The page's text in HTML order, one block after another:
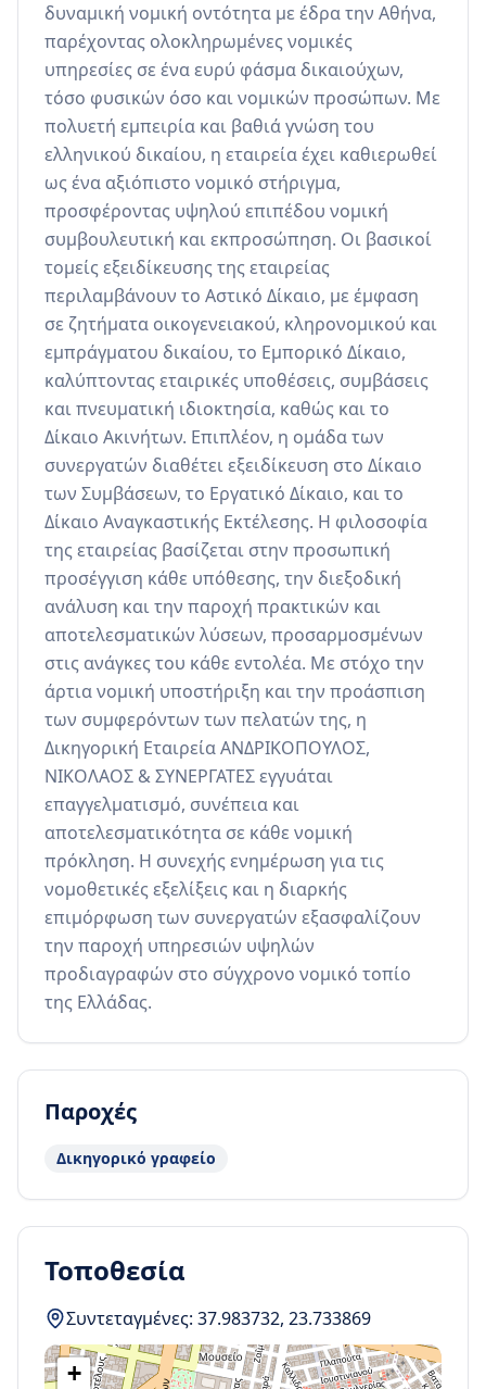
δυναμική νομική οντότητα με έδρα την Αθήνα,
παρέχοντας ολοκληρωμένες νομικές
υπηρεσίες σε ένα ευρύ φάσμα δικαιούχων,
τόσο φυσικών όσο και νομικών προσώπων. Με
πολυετή εμπειρία και βαθιά γνώση του
ελληνικού δικαίου, η εταιρεία έχει καθιερωθεί
ως ένα αξιόπιστο νομικό στήριγμα,
προσφέροντας υψηλού επιπέδου νομική
συμβουλευτική και εκπροσώπηση. Οι βασικοί
τομείς εξειδίκευσης της εταιρείας
περιλαμβάνουν το Αστικό Δίκαιο, με έμφαση
σε ζητήματα οικογενειακού, κληρονομικού και
εμπράγματου δικαίου, το Εμπορικό Δίκαιο,
καλύπτοντας εταιρικές υποθέσεις, συμβάσεις
και πνευματική ιδιοκτησία, καθώς και το
Δίκαιο Ακινήτων. Επιπλέον, η ομάδα των
συνεργατών διαθέτει εξειδίκευση στο Δίκαιο
των Συμβάσεων, το Εργατικό Δίκαιο, και το
Δίκαιο Αναγκαστικής Εκτέλεσης. Η φιλοσοφία
της εταιρείας βασίζεται στην προσωπική
προσέγγιση κάθε υπόθεσης, την διεξοδική
ανάλυση και την παροχή πρακτικών και
αποτελεσματικών λύσεων, προσαρμοσμένων
στις ανάγκες του κάθε εντολέα. Με στόχο την
άρτια νομική υποστήριξη και την προάσπιση
των συμφερόντων των πελατών της, η
Δικηγορική Εταιρεία ΑΝΔΡΙΚΟΠΟΥΛΟΣ,
ΝΙΚΟΛΑΟΣ & ΣΥΝΕΡΓΑΤΕΣ εγγυάται
επαγγελματισμό, συνέπεια και
αποτελεσματικότητα σε κάθε νομική
πρόκληση. Η συνεχής ενημέρωση για τις
νομοθετικές εξελίξεις και η διαρκής
επιμόρφωση των συνεργατών εξασφαλίζουν
την παροχή υπηρεσιών υψηλών
προδιαγραφών στο σύγχρονο νομικό τοπίο
της Ελλάδας.
Παροχές
Δικηγορικό γραφείο
Τοποθεσία
Συντεταγμένες: 37.983732, 23.733869
+